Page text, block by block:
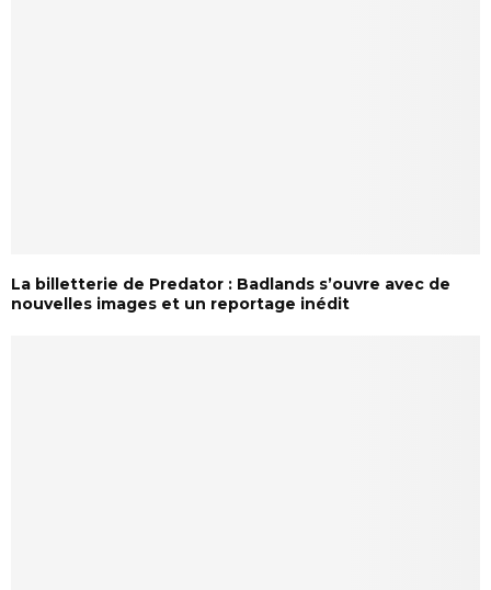
La billetterie de Predator : Badlands s’ouvre avec de
nouvelles images et un reportage inédit